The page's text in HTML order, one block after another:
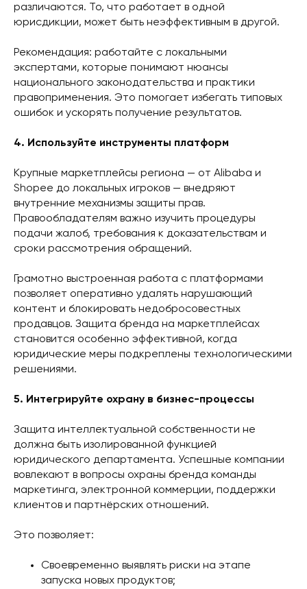
различаются. То, что работает в одной
юрисдикции, может быть неэффективным в другой.
Рекомендация: работайте с локальными
экспертами, которые понимают нюансы
национального законодательства и практики
правоприменения. Это помогает избегать типовых
ошибок и ускорять получение результатов.
4. Используйте инструменты платформ
Крупные маркетплейсы региона — от Alibaba и
Shopee до локальных игроков — внедряют
внутренние механизмы защиты прав.
Правообладателям важно изучить процедуры
подачи жалоб, требования к доказательствам и
сроки рассмотрения обращений.
Грамотно выстроенная работа с платформами
позволяет оперативно удалять нарушающий
контент и блокировать недобросовестных
продавцов. Защита бренда на маркетплейсах
становится особенно эффективной, когда
юридические меры подкреплены технологическими
решениями.
5. Интегрируйте охрану в бизнес-процессы
Защита интеллектуальной собственности не
должна быть изолированной функцией
юридического департамента. Успешные компании
вовлекают в вопросы охраны бренда команды
маркетинга, электронной коммерции, поддержки
клиентов и партнёрских отношений.
Это позволяет:
Своевременно выявлять риски на этапе
запуска новых продуктов;